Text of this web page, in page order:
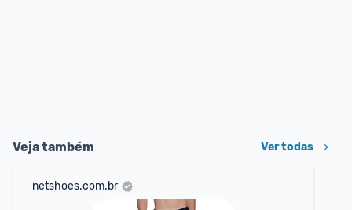
Veja também Ver todas
netshoes.com.br